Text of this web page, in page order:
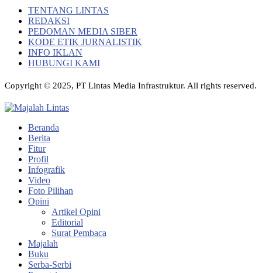
TENTANG LINTAS
REDAKSI
PEDOMAN MEDIA SIBER
KODE ETIK JURNALISTIK
INFO IKLAN
HUBUNGI KAMI
Copyright © 2025, PT Lintas Media Infrastruktur. All rights reserved.
Beranda
Berita
Fitur
Profil
Infografik
Video
Foto Pilihan
Opini
Artikel Opini
Editorial
Surat Pembaca
Majalah
Buku
Serba-Serbi